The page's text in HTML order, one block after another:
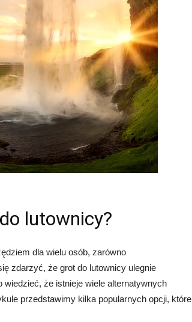
lutownicy?
dla wielu osób, zarówno
zdarzyć, że grot do lutownicy ulegnie
że istnieje wiele alternatywnych
przedstawimy kilka popularnych opcji, które